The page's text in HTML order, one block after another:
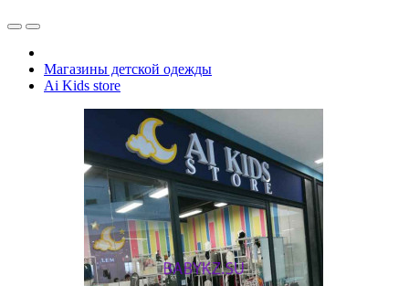
Магазины детской одежды
Ai Kids store